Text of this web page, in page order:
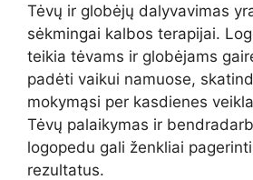
Tėvų ir globėjų dalyvavimas
sėkmingai kalbos terapijai.
teikia tėvams ir globėjams
padėti vaikui namuose,
mokymąsi per kasdienes
Tėvų palaikymas ir
logopedu gali ženkliai
rezultatus.